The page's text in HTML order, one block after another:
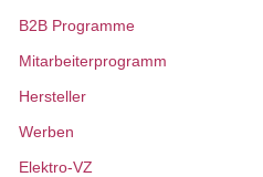
B2B Programme
Mitarbeiterprogramm
Hersteller
Werben
Elektro-VZ